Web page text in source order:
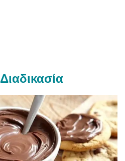
Διαδικασία